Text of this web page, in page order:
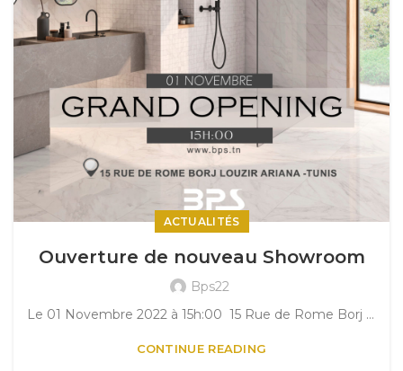
ACTUALITÉS
Ouverture de nouveau Showroom
Bps22
Le 01 Novembre 2022 à 15h:00 15 Rue de Rome Borj Louzir Ariana -Tunis
CONTINUE READING